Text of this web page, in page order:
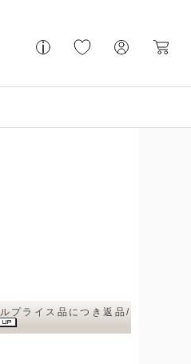
プライス品につき返品/